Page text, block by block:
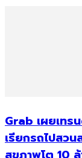
Grab เผยเท
เรียกรถไปสวน